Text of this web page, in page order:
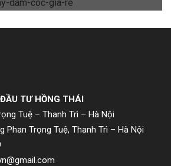
TƯ HỒNG THÁI
Tuệ – Thanh Trì – Hà Nội
Phan Trọng Tuệ, Thanh Trì – Hà Nội